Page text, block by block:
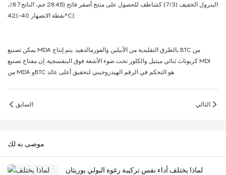
البترول الخفيف (7/3) كشاطف للحصول على منتج أصفر فاتح (28.45 جم، الناتج 87٪،
نقطة الانصهار 40-).42°C).
يمكن تصنيع MDA بالطرق التقليدية من الأنيلين والفورمالدهيد. يتم إنتاج BTC من
كربونات ثنائي ميثيل والكلور تحت ضوء الأشعة فوق البنفسجية. إن مفتاح تصنيع MDI
من MDA وBTC هو التحكم في الرقم الهيدروجيني لتحقيق أعلى عائد.
السابق التالي
موصى به لك
لماذا يختلف أداء نفس تركيبة رغوة البولي يوريثان